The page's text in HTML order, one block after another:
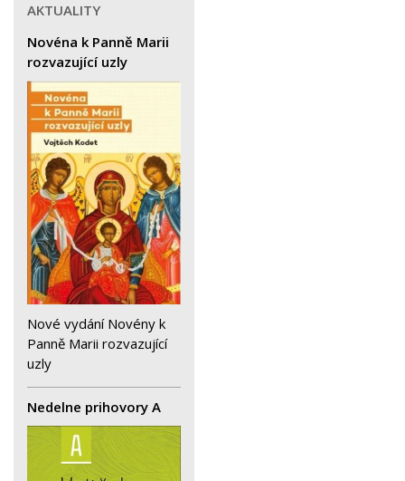
AKTUALITY
Novéna k Panně Marii
rozvazující uzly
Nové vydání Novény k
Panně Marii rozvazující
uzly
Nedelne prihovory A